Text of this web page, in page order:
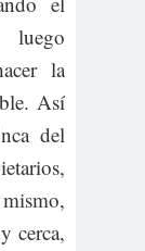
luego
la
Así
del
cerca,